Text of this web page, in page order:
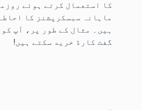
کا استعمال کرتے ہوئے
ماہانہ سبسکرپشنز کا
گفٹ کارڈ خرید سکتے ہیں!